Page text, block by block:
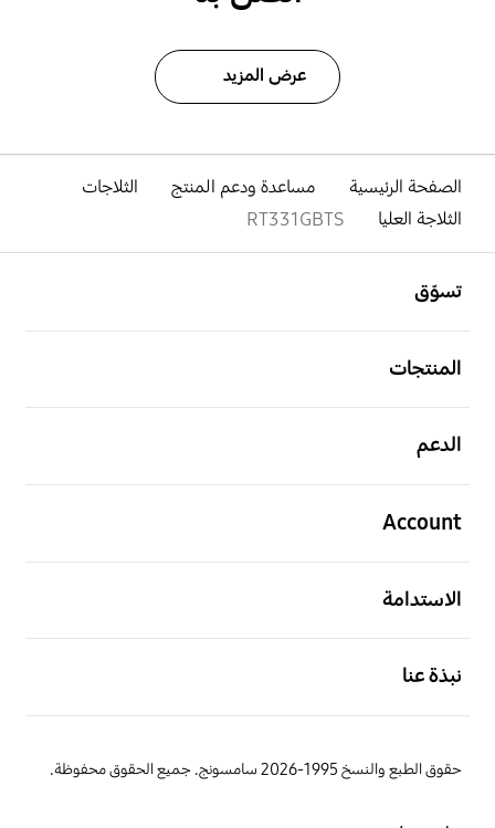
عرض المزيد
الصفحة الرئيسية مساعدة ودعم المنتج
الثلاجات
الثلاجة العليا
RT331GBTS
تسوّق
المنتجات
الدعم
Account
الاستدامة
نبذة عنا
حقوق الطبع والنسخ 1995-2026 سامسونج. جميع الحقوق محفوظة.